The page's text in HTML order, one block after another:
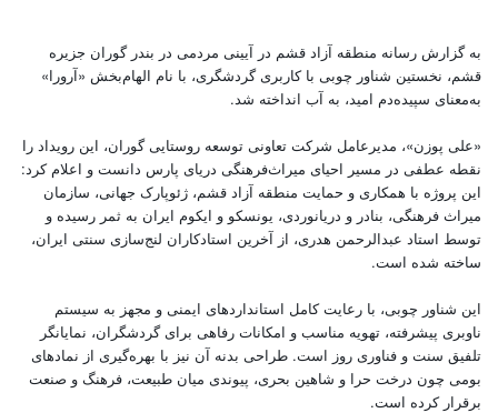
به گزارش رسانه منطقه آزاد قشم در آیینی مردمی در بندر گوران جزیره
قشم، نخستین شناور چوبی با کاربری گردشگری، با نام الهام‌بخش «آرورا»
به‌معنای سپیده‌دم امید، به آب انداخته شد.
«علی پوزن»، مدیرعامل شرکت تعاونی توسعه روستایی گوران، این رویداد را
نقطه عطفی در مسیر احیای میراث‌فرهنگی دریای پارس دانست و اعلام کرد:
این پروژه با همکاری و حمایت منطقه آزاد قشم، ژئوپارک جهانی، سازمان
میراث فرهنگی، بنادر و دریانوردی، یونسکو و ایکوم ایران به ثمر رسیده و
توسط استاد عبدالرحمن هدری، از آخرین استادکاران لنج‌سازی سنتی ایران،
ساخته شده است.
این شناور چوبی، با رعایت کامل استانداردهای ایمنی و مجهز به سیستم
ناوبری پیشرفته، تهویه مناسب و امکانات رفاهی برای گردشگران، نمایانگر
تلفیق سنت و فناوری روز است. طراحی بدنه آن نیز با بهره‌گیری از نمادهای
بومی چون درخت حرا و شاهین بحری، پیوندی میان طبیعت، فرهنگ و صنعت
برقرار کرده است.